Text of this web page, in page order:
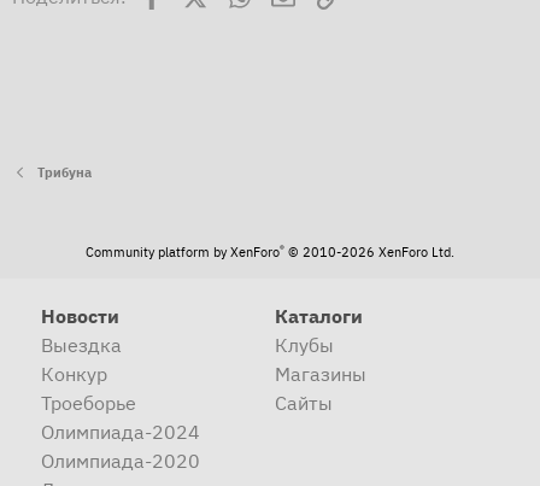
Трибуна
Community platform by XenForo® © 2010-2026 XenForo Ltd.
Новости
Выездка
Конкур
Троеборье
Олимпиада-2024
Олимпиада-2020
Каталоги
Клубы
Магазины
Сайты